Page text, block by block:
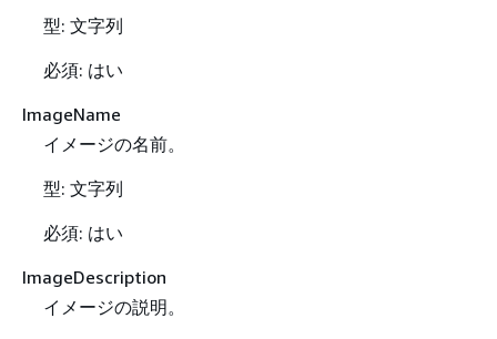
型: 文字列
必須: はい
ImageName
イメージの名前。
型: 文字列
必須: はい
ImageDescription
イメージの説明。